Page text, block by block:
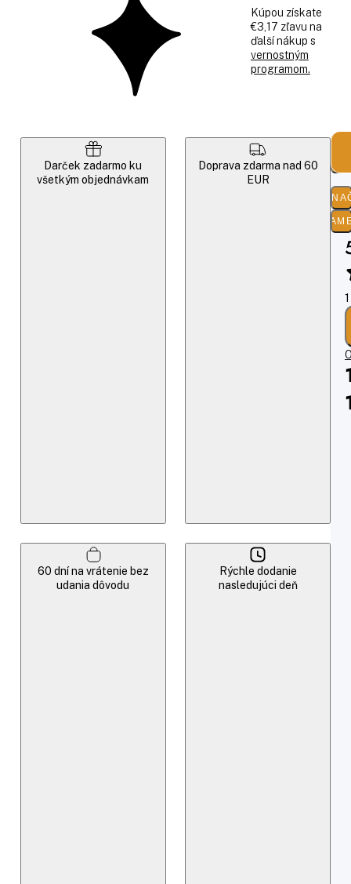
Kúpou získate
€3,17 zľavu na
ďalší nákup s
vernostným
programom.
Darček zadarmo ku
všetkým objednávkam
Doprava zdarma nad 60
EUR
60 dní na vrátenie bez
udania dôvodu
Rýchle dodanie
nasledujúci deň
O